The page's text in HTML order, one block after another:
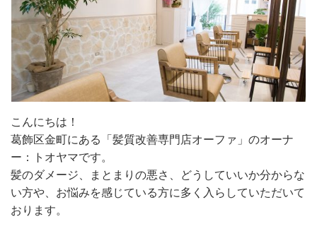
こんにちは！
葛飾区金町にある「髪質改善専門店オーファ」のオーナ
ー：トオヤマです。
髪のダメージ、まとまりの悪さ、どうしていいか分からな
い方や、お悩みを感じている方に多く入らしていただいて
おります。